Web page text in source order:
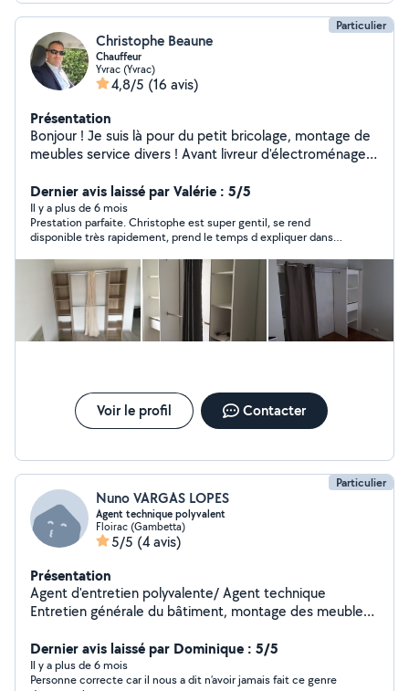
Particulier
Christophe Beaune
Chauffeur
Yvrac (Yvrac)
4,8/5 (16 avis)
Présentation
Bonjour ! Je suis là pour du petit bricolage, montage de
meubles service divers ! Avant livreur d'électroménager !
Dernier avis laissé par Valérie : 5/5
Il y a plus de 6 mois
Prestation parfaite. Christophe est super gentil, se rend
disponible très rapidement, prend le temps d expliquer dans
Voir le profil Contacter
Particulier
Nuno VARGAS LOPES
Agent technique polyvalent
Floirac (Gambetta)
5/5 (4 avis)
Présentation
Agent d'entretien polyvalente/ Agent technique
Entretien générale du bâtiment, montage des meubles,
plomberie etc...
Dernier avis laissé par Dominique : 5/5
Il y a plus de 6 mois
Personne correcte car il nous a dit n’avoir jamais fait ce genre